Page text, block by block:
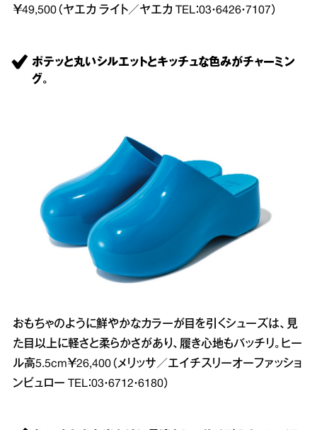
￥49,500（ヤエカ ライト／ヤエカ TEL：03・6426・7107）
ポテッと丸いシルエットとキッチュな色みがチャーミン
グ。
おもちゃのように鮮やかなカラーが目を引くシューズは、見
た目以上に軽さと柔らかさがあり、履き心地もバッチリ。ヒー
ル高5.5cm￥26,400（メリッサ／エイチスリーオーファッショ
ンビュロー TEL：03・6712・6180）